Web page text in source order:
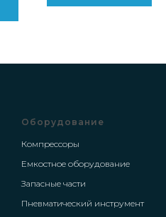
Оборудование
Компрессоры
Емкостное оборудование
Запасные части
Пневматический инструмент